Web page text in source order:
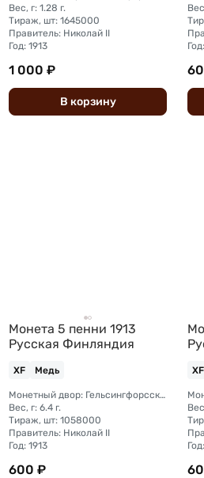
Вес, г: 1.28 г.
Тираж, шт: 1645000
Правитель: Николай II
Год: 1913
1 000 ₽
В корзину
Монета 5 пенни 1913
Русская Финляндия
XF Медь
Монетный двор: Гельсингфорсский монетный двор (Финляндия)
Вес, г: 6.4 г.
Тираж, шт: 1058000
Правитель: Николай II
Год: 1913
600 ₽
XF